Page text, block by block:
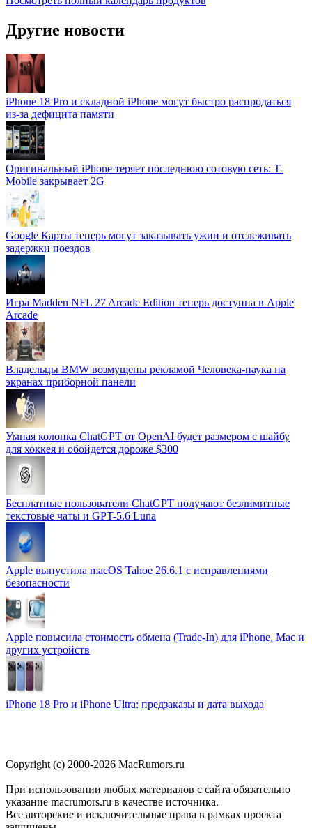
Другие новости
iPhone 18 Pro и складной iPhone могут быстро распродаться
из-за дефицита памяти
Оригинальный iPhone теряет последнюю сотовую сеть: T-
Mobile закрывает 2G
Google Карты теперь могут заказывать ужин и отслеживать
задержки поездов
Игра Madden NFL 27 Arcade Edition теперь доступна в Apple
Arcade
Владельцы BMW возмущены рекламой Человека-паука на
экранах приборной панели
Умная колонка ChatGPT от OpenAI будет размером с шайбу
для хоккея и обойдется дороже $300
Бесплатные пользователи ChatGPT получают безлимитные
текстовые чаты и GPT-5.6 Luna
Apple выпустила macOS Tahoe 26.6.1 с исправлениями
безопасности
Apple повысила стоимость обмена (Trade-In) для iPhone, Mac и
других устройств
iPhone 18 Pro и iPhone Ultra: предзаказы и дата выхода
Copyright (c) 2000-2026 MacRumors.ru
При использовании любых материалов с сайта обязательно
указание macrumors.ru в качестве источника.
Все авторские и исключительные права в рамках проекта